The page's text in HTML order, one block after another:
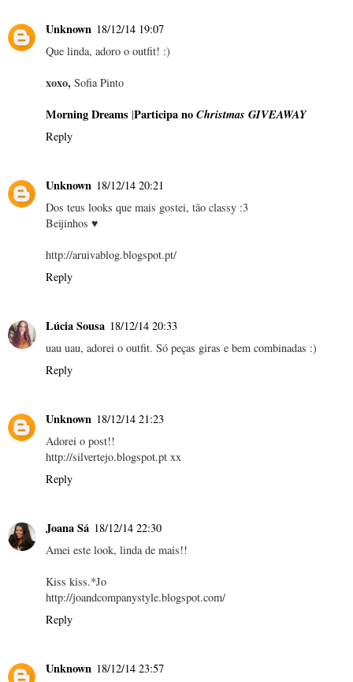
Unknown 18/12/14 19:07
Que linda, adoro o outfit! :)
xoxo, Sofia Pinto
Morning Dreams |Participa noChristmas GIVEAWAY
Reply
Unknown 18/12/14 20:21
Dos teus looks que mais gostei, tão classy :3
Beijinhos ♥
http://aruivablog.blogspot.pt/
Reply
Lúcia Sousa 18/12/14 20:33
uau uau, adorei o outfit. Só peças giras e bem combinadas :)
Reply
Unknown 18/12/14 21:23
Adorei o post!!
http://silvertejo.blogspot.pt xx
Reply
Joana Sá 18/12/14 22:30
Amei este look, linda de mais!!
Kiss kiss.*Jo
http://joandcompanystyle.blogspot.com/
Reply
Unknown 18/12/14 23:57